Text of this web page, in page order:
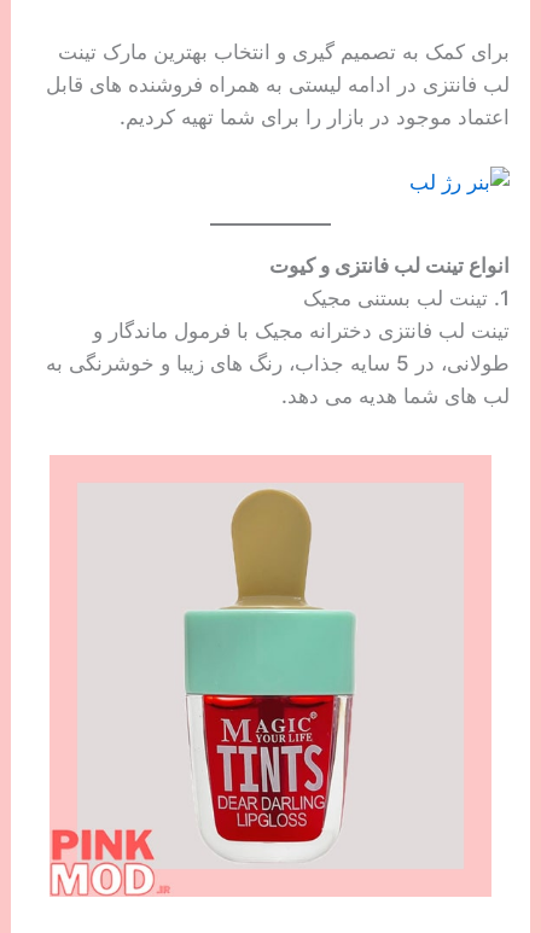
برای کمک به تصمیم گیری و انتخاب بهترین مارک تینت
لب فانتزی در ادامه لیستی به همراه فروشنده های قابل
اعتماد موجود در بازار را برای شما تهیه کردیم.
انواع تینت لب فانتزی و کیوت
1. تینت لب بستنی مجیک
تینت لب فانتزی دخترانه مجیک با فرمول ماندگار و
طولانی، در 5 سایه جذاب، رنگ های زیبا و خوشرنگی به
لب های شما هدیه می دهد.